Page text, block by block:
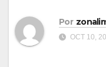
Por
OCT 10,